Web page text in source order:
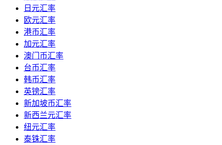
日元汇率
欧元汇率
港币汇率
加元汇率
澳门币汇率
台币汇率
韩币汇率
英镑汇率
新加坡币汇率
新西兰元汇率
纽元汇率
泰铢汇率